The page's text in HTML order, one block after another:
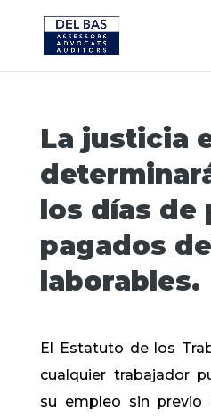
La justicia
los días de
pagados
laborables.
El Estatuto de los
cualquier trabajador
su empleo sin previo